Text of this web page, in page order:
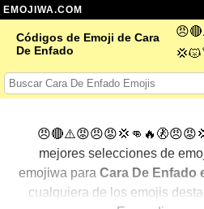
EMOJIWA.COM
Códigos de Emoji de Cara
De Enfado
mejores selecciones de
emojiwa para Cara De Enfado
cualquiera de los emojis